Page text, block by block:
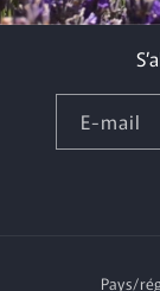
E-mail
Pays/